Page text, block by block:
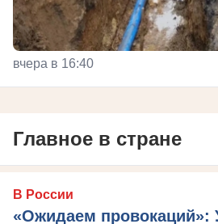
вчера в 16:40
Главное в стране
В России
«Ожидаем провокаций»: